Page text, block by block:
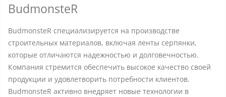
BudmonsteR
BudmonsteR специализируется на производстве
строительных материалов, включая ленты серпянки,
которые отличаются надежностью и долговечностью.
Компания стремится обеспечить высокое качество своей
продукции и удовлетворить потребности клиентов.
BudmonsteR активно внедряет новые технологии в